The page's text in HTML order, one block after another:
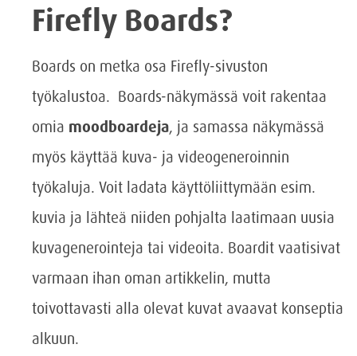
Firefly Boards?
Boards on metka osa Firefly-sivuston
työkalustoa. Boards-näkymässä voit rakentaa
omia moodboardeja, ja samassa näkymässä
myös käyttää kuva- ja videogeneroinnin
työkaluja. Voit ladata käyttöliittymään esim.
kuvia ja lähteä niiden pohjalta laatimaan uusia
kuvagenerointeja tai videoita. Boardit vaatisivat
varmaan ihan oman artikkelin, mutta
toivottavasti alla olevat kuvat avaavat konseptia
alkuun.